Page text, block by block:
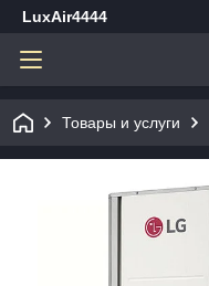
LuxAir4444
Товары и услуги